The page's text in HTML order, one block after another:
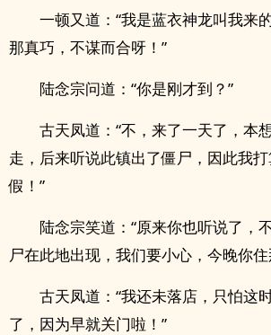
一顿又道：“我是蓝衣神龙叫我来
那真巧，不谋而合呀！”
陆念宗问道：“你是刚才到？”
古天凤道：“不，来了一天了，本
走，后来听说此镇出了僵尸，因此我
假！”
陆念宗笑道：“原来你也听说了，
尸在此地出现，我们要小心，今晚你住
古天凤道：“我还未落店，只怕这
了，因为早就关门啦！”